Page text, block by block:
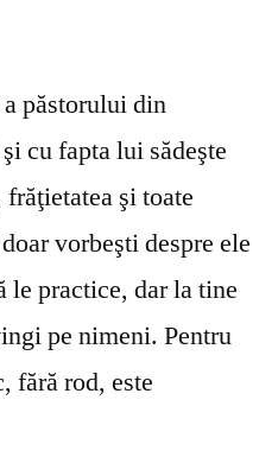
păstorului din
cu fapta lui sădeşte
şi toate
vorbeşti despre ele
practice, dar la tine
pe nimeni. Pentru
fără rod, este